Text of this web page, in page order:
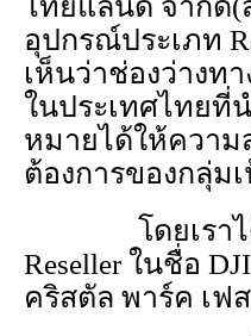
อุปกรณ์ประเภท
เห็นว่าช่องว่างท
ในประเทศไทยที่
หมายได้ให้ความ
ต้องการของกลุ่ม
โดยเราได้เปิ
Reseller ในชื่อ
คริสตัล พาร์ค เฟ